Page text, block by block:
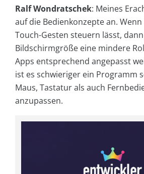
Ralf Wondratschek: Meines
auf die Bedienkonzepte an.
Touch-Gesten steuern lässt,
Bildschirmgröße eine mindere
Apps entsprechend angepasst
ist es schwieriger ein Programm
Maus, Tastatur als auch
anzupassen.